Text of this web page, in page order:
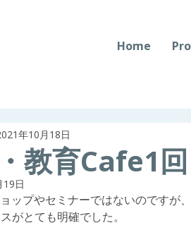
Home
教育Cafe1
年10月18日
19日
ップやセミナーではないのですが
がとても明確でした。